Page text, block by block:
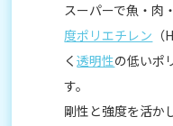
スーパーで魚・肉
度ポリエチレン
く透明性の低いポ
す。
剛性と強度を活か